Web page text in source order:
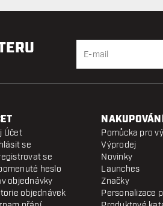
Účet
se
se
heslo
objednávky
objednávek
Pomůcka pro
Výprodej
Novinky
Launches
Značky
Personalizace